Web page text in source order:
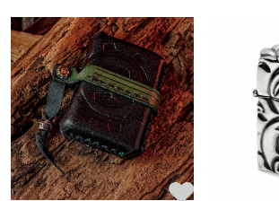
商品タイプ
全ての商品
予約商品
カテゴリ
ブランド